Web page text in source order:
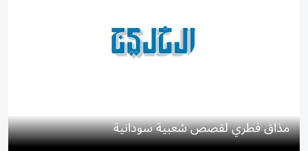
مذاق فطري لقصص شعبية سودانية